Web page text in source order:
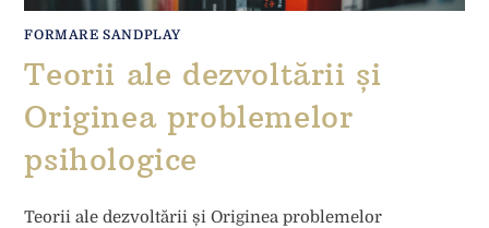
FORMARE SANDPLAY
Teorii ale dezvoltării și
Originea problemelor
psihologice
Teorii ale dezvoltării și Originea problemelor